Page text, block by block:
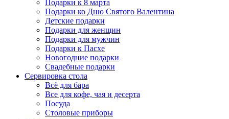
Подарки к 8 марта
Подарки ко Дню Святого Валентина
Детские подарки
Подарки для женщин
Подарки для мужчин
Подарки к Пасхе
Новогодние подарки
Свадебные подарки
Сервировка стола
Всё для бара
Все для кофе, чая и десерта
Посуда
Столовые приборы